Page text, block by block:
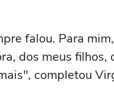
falou. Para
dos meus filhos,
completou